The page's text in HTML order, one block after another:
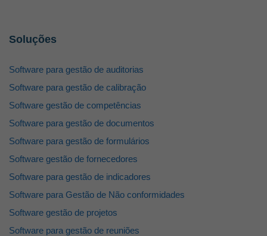
Soluções
Software para gestão de auditorias
Software para gestão de calibração
Software gestão de competências
Software para gestão de documentos
Software para gestão de formulários
Software gestão de fornecedores
Software para gestão de indicadores
Software para Gestão de Não conformidades
Software gestão de projetos
Software para gestão de reuniões